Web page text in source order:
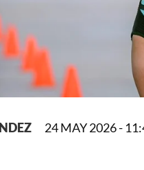
24 MAY 2026 -